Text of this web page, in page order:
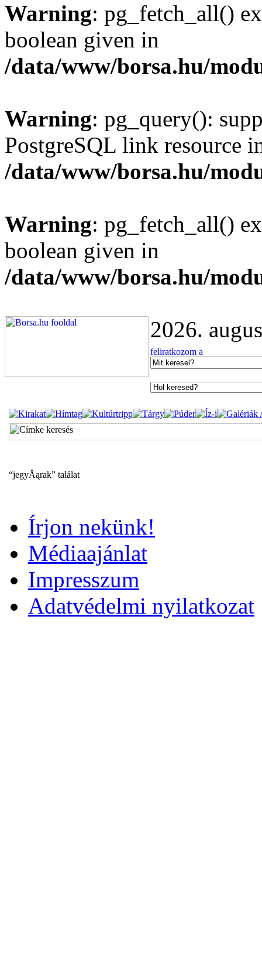
Warning: pg_fetch_all()
boolean given in
/data/www/borsa.hu/
Warning: pg_query():
PostgreSQL link resource
/data/www/borsa.hu/
Warning: pg_fetch_all()
boolean given in
/data/www/borsa.hu/
2026.
“jegyĂąrak” találat
Írjon nekünk!
Médiaajánlat
Impresszum
Adatvédelmi nyilatkozat